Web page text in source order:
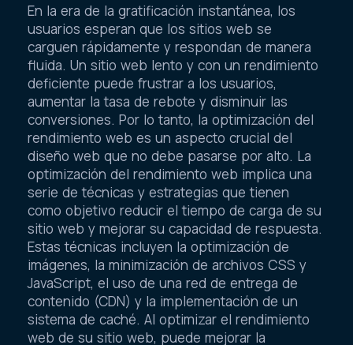
En la era de la gratificación instantánea, los
usuarios esperan que los sitios web se
carguen rápidamente y respondan de manera
fluida. Un sitio web lento y con un rendimiento
deficiente puede frustrar a los usuarios,
aumentar la tasa de rebote y disminuir las
conversiones. Por lo tanto, la optimización del
rendimiento web es un aspecto crucial del
diseño web que no debe pasarse por alto. La
optimización del rendimiento web implica una
serie de técnicas y estrategias que tienen
como objetivo reducir el tiempo de carga de su
sitio web y mejorar su capacidad de respuesta.
Estas técnicas incluyen la optimización de
imágenes, la minimización de archivos CSS y
JavaScript, el uso de una red de entrega de
contenido (CDN) y la implementación de un
sistema de caché. Al optimizar el rendimiento
web de su sitio web, puede mejorar la